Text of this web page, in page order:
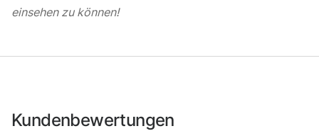
einsehen zu können!
Kundenbewertungen